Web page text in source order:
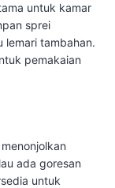
untuk kamar
sprei
lemari tambahan.
pemakaian
ada goresan
untuk